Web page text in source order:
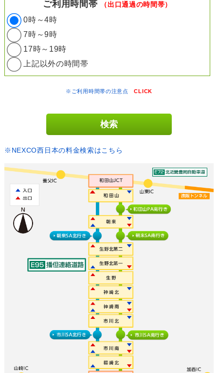
ご利用時間帯 （出口通過の時間帯）
0時～4時
7時～9時
17時～19時
上記以外の時間帯
※ご利用時間帯の注意点CLICK
※NEXCO西日本の料金検索はこちら